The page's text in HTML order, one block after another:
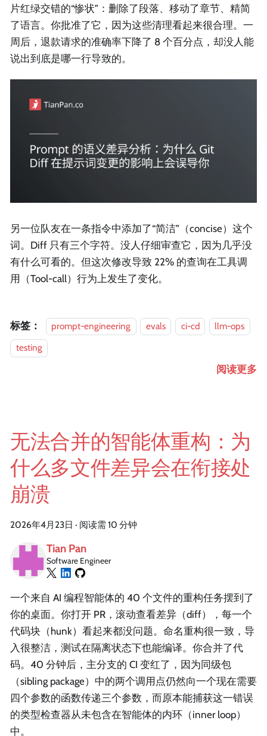
片红绿交错的“惨状”：删除了段落、移动了章节、精简
了语言。你批准了它，因为这些清理看起来很合理。一
周后，退款请求的准确率下降了 8 个百分点，却没人能
说出到底是哪一行导致的。
另一位队友在一条指令中添加了“简洁”（concise）这个
词。Diff 只有三个字符。没人仔细审查它，因为几乎没
有什么可看的。但这次修改导致 22% 的查询在工具调
用（Tool-call）行为上发生了变化。
标签： prompt-engineering evals ci-cd
llm-ops
testing
阅读更多
无法合并的智能体重构：为
什么多文件差异会在衔接处
崩溃
2026年4月23日 · 阅读需 10 分钟
Tian Pan
Software Engineer
一个来自 AI 编程智能体的 40 个文件的重构任务摆到了
你的桌面。你打开 PR，滚动查看差异（diff），每一个
代码块（hunk）看起来都没问题。命名重构很一致，导
入很整洁，测试在隔离状态下也能编译。你合并了代
码。40 分钟后，主分支的 CI 变红了，因为同级包
（sibling package）中的两个调用点仍然向一个现在需要
四个参数的函数传递三个参数，而原本能捕获这一错误
的类型检查器从未包含在智能体的内环（inner loop）
中。